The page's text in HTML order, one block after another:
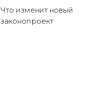
Что изменит новый
законопроект